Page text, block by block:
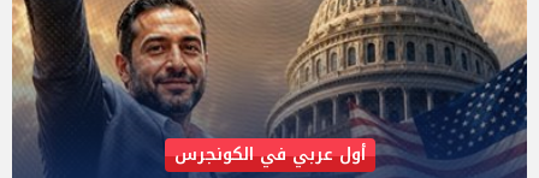
AIPAC رصدت 30 مليون دولار لإضعافه